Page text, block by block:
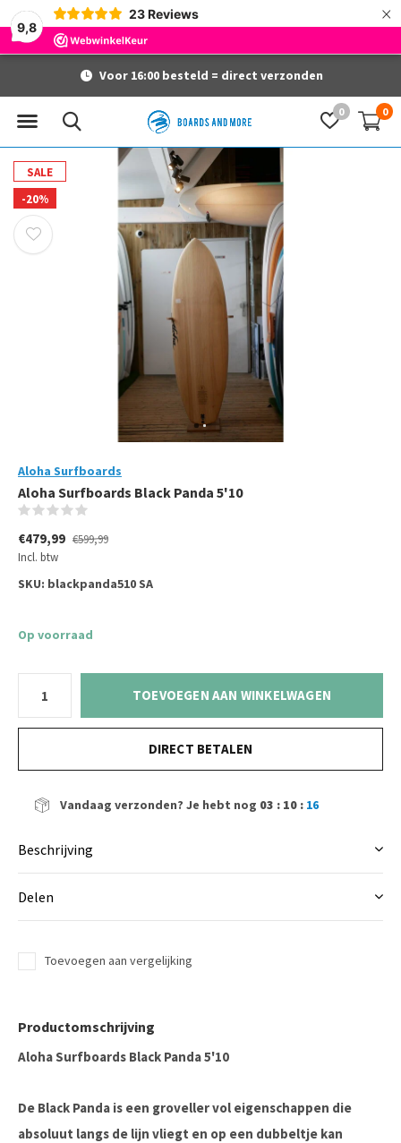
9,8
23 Reviews ×
0 0
Voor 16:00 besteld = direct verzonden
SALE
-20%
Aloha Surfboards
Aloha Surfboards Black Panda 5'10
€479,99 €599,99
Incl. btw
SKU: blackpanda510 SA
Op voorraad
TOEVOEGEN AAN WINKELWAGEN
DIRECT BETALEN
Vandaag verzonden? Je hebt nog 03 : 10 : 15
Beschrijving
Delen
Toevoegen aan vergelijking
Productomschrijving
Aloha Surfboards Black Panda 5'10
De Black Panda is een groveller vol eigenschappen die
absoluut langs de lijn vliegt en op een dubbeltje kan